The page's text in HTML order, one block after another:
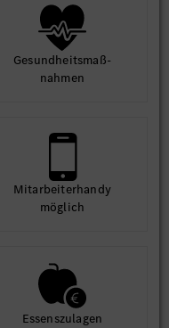
Gesund­heits­maß­
nahmen
Mit­arbeiter­handy
möglich
Essens­zulagen